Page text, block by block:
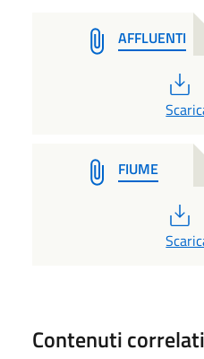
AFFLUENTI
PDF
FIUME
PDF
Contenuti correlati